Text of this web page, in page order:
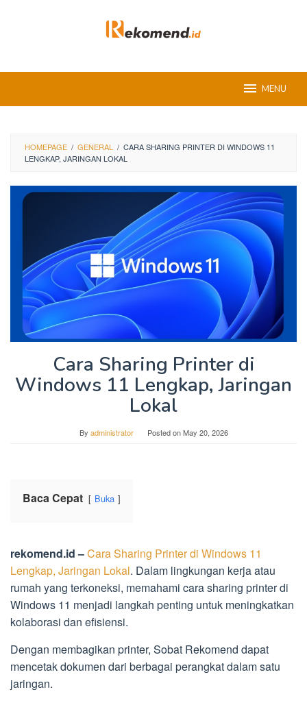
MENU
HOMEPAGE / GENERAL / CARA SHARING PRINTER DI WINDOWS 11
LENGKAP, JARINGAN LOKAL
Cara Sharing Printer di
Windows 11 Lengkap, Jaringan
Lokal
By administrator Posted onMay 20, 2026
Baca Cepat Buka
rekomend.id –Cara Sharing Printer di Windows 11
Lengkap, Jaringan Lokal. Dalam lingkungan kerja atau
rumah yang terkoneksi, memahami cara sharing printer di
Windows 11 menjadi langkah penting untuk meningkatkan
kolaborasi dan efisiensi.
Dengan membagikan printer, Sobat Rekomend dapat
mencetak dokumen dari berbagai perangkat dalam satu
jaringan.